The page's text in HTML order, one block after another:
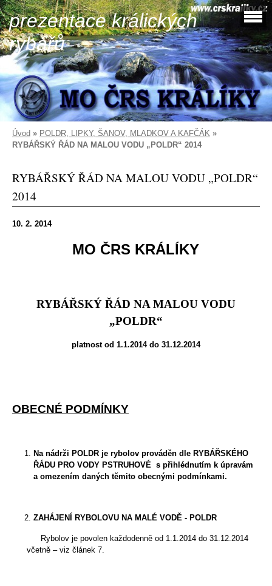
prezentace králických
rybářů
Úvod » POLDR, LIPKY, ŠANOV, MLADKOV A KAFČÁK »
RYBÁŘSKÝ ŘÁD NA MALOU VODU „POLDR“ 2014
RYBÁŘSKÝ ŘÁD NA MALOU VODU „POLDR“
2014
10. 2. 2014
MO ČRS KRÁLÍKY
RYBÁŘSKÝ ŘÁD NA MALOU VODU
„POLDR“
platnost od 1.1.2014 do 31.12.2014
OBECNÉ PODMÍNKY
Na nádrži POLDR je rybolov prováděn dle RYBÁŘSKÉHO
ŘÁDU PRO VODY PSTRUHOVÉ s přihlédnutím k úpravám
a omezením daných těmito obecnými podmínkami.
ZAHÁJENÍ RYBOLOVU NA MALÉ VODĚ - POLDR
Rybolov je povolen každodenně od 1.1.2014 do 31.12.2014
včetně – viz článek 7.